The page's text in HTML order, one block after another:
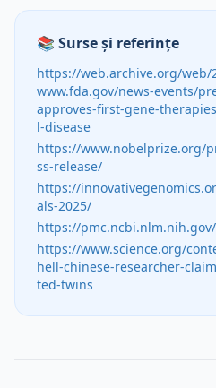
📚 Surse și referințe
https://web.archive.org/web/
www.fda.gov/news-events/
approves-first-gene-
l-disease
https://www.nobelprize.org/
ss-release/
https://
als-2025/
https://
https://www.science.org/
hell-chinese-researcher-
ted-twins